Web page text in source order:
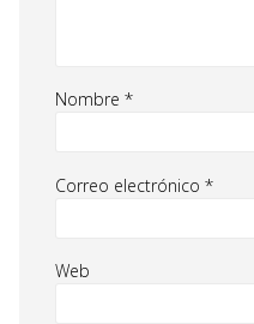
Nombre *
Correo electrónico *
Web